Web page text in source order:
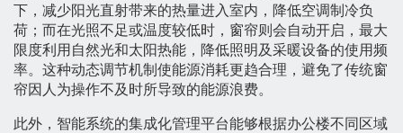
下，减少阳光直射带来的热量进入室内，降低空调制冷负
荷；而在光照不足或温度较低时，窗帘则会自动开启，最大
限度利用自然光和太阳热能，降低照明及采暖设备的使用频
率。这种动态调节机制使能源消耗更趋合理，避免了传统窗
帘因人为操作不及时所导致的能源浪费。
此外，智能系统的集成化管理平台能够根据办公楼不同区域